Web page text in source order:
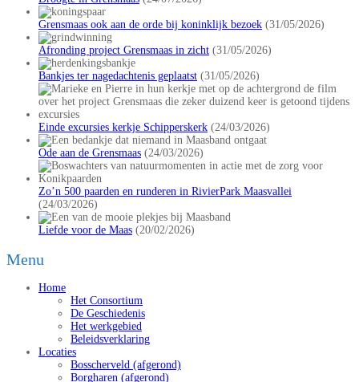
Grensmaas ook aan de orde bij koninklijk bezoek (31/05/2026)
Afronding project Grensmaas in zicht (31/05/2026)
Bankjes ter nagedachtenis geplaatst (31/05/2026)
Einde excursies kerkje Schipperskerk (24/03/2026)
Ode aan de Grensmaas (24/03/2026)
Zo’n 500 paarden en runderen in RivierPark Maasvallei
(24/03/2026)
Liefde voor de Maas (20/02/2026)
Menu
Home
Het Consortium
De Geschiedenis
Het werkgebied
Beleidsverklaring
Locaties
Bosscherveld (afgerond)
Borgharen (afgerond)